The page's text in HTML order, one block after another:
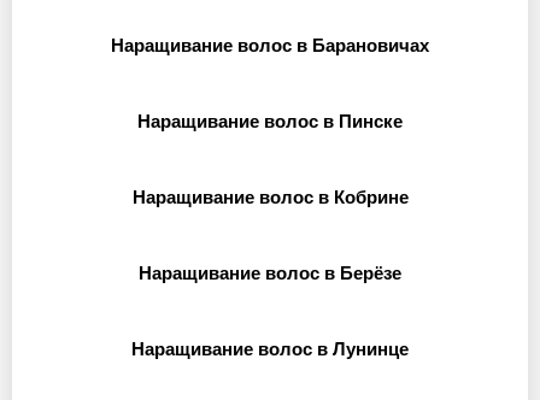
Наращивание волос в Барановичах
Наращивание волос в Пинске
Наращивание волос в Кобрине
Наращивание волос в Берёзе
Наращивание волос в Лунинце